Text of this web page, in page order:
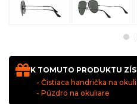
K TOMUTO PRODUKTU
- Čistiaca handrička na
- Púzdro na okuliare